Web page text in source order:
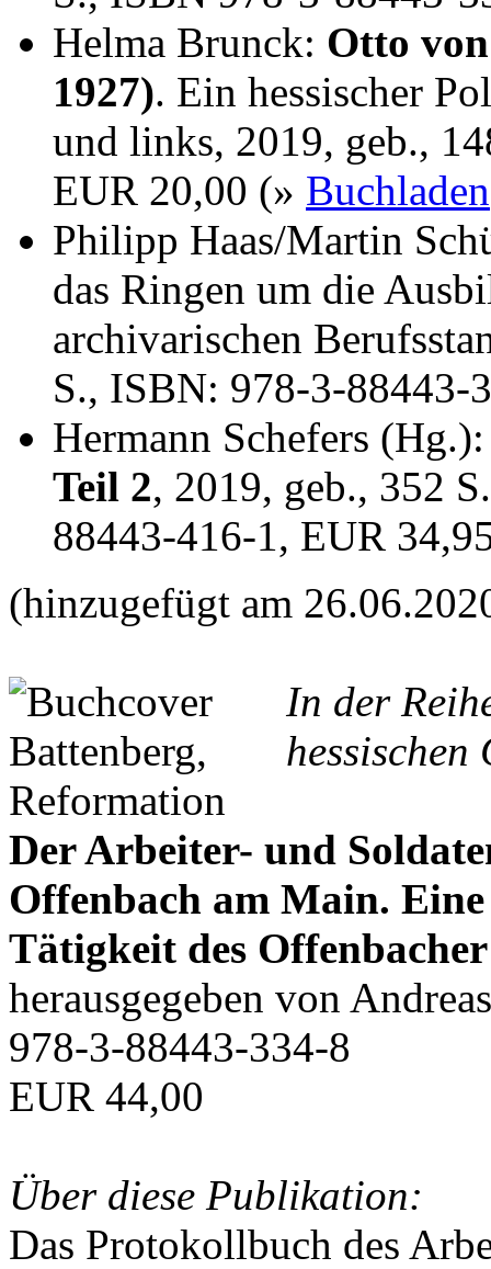
Helma Brunck: Otto
1927). Ein hessischer
und links, 2019, geb.,
EUR 20,00 (» Buchladen
Philipp Haas/Martin
das Ringen um die
archivarischen
S., ISBN: 978-3-
Hermann Schefers
Teil 2, 2019, geb., 352
88443-416-1, EUR
(hinzugefügt am
In der
hessischen
Der Arbeiter- und
Offenbach am Main.
Tätigkeit des
herausgegeben von
978-3-88443-334-8
EUR 44,00
Über diese Publikation:
Das Protokollbuch des